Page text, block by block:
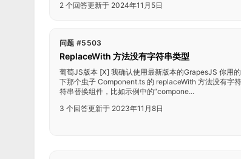
2 个回答更新于 2024年11月5日
问题 #5503
ReplaceWith 方法没有字符串类型
葡萄JS版本 [X] 我确认使用最新版本的GrapesJS 你用
下那个虫子 Component.ts 的 replaceWith 方法没有字
符串替换组件，比如示例中的“compone...
3 个回答更新于 2023年11月8日